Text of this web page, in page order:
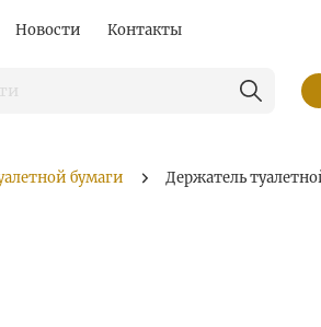
Новости Контакты
бумаги Держатель